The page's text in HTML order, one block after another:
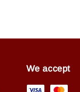
We accept